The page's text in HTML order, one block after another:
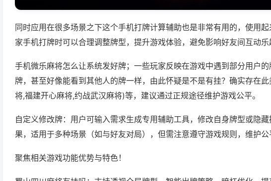
同时应用在很多场景之下这个手机打牌计算辅助也是非常有用的，使用
家手机打牌时可以合理调整牌型，提升游戏体验，避免影响好友间互动乐
手机微乐麻将怎么让系统发好牌；一些玩家反映在游戏中遇到部分用户
牌，甚至好像能看到其他人的牌一样，由此怀疑是不是有挂？确实存在
将,福建开心麻将,约战武汉麻将)等，建议通过正规途径维护游戏公平。
自定义修改牌：用户可输入需求生成专用辅助工具，修改自身牌型或隐藏
果，适用于多种场景（如与好友对局），但需注意遵守游戏规则，维护公
聚焦相关游戏功能优势与特色！